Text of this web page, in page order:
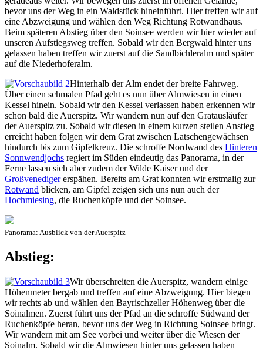
bevor uns der Weg in ein Waldstück hineinführt. Hier treffen wir auf
eine Abzweigung und wählen den Weg Richtung Rotwandhaus.
Beim späteren Abstieg über den Soinsee werden wir hier wieder auf
unseren Aufstiegsweg treffen. Sobald wir den Bergwald hinter uns
gelassen haben treffen wir zuerst auf die Sandbichleralm und später
auf die Niederhoferalm.
Hinterhalb der Alm endet der breite Fahrweg.
Über einen schmalen Pfad geht es nun über Almwiesen in einen
Kessel hinein. Sobald wir den Kessel verlassen haben erkennen wir
schon bald die Auerspitz. Wir wandern nun auf den Gratausläufer
der Auerspitz zu. Sobald wir diesen in einem kurzen steilen Anstieg
erreicht haben folgen wir dem Grat zwischen Latschengewächsen
hindurch bis zum Gipfelkreuz. Die schroffe Nordwand des Hinteren
Sonnwendjochs regiert im Süden eindeutig das Panorama, in der
Ferne lassen sich aber zudem der Wilde Kaiser und der
Großvenedigererspähen. Bereits am Grat konnten wir erstmalig zur
Rotwand blicken, am Gipfel zeigen sich uns nun auch der
Hochmiesing, die Ruchenköpfe und der Soinsee.
Panorama: Ausblick von der Auerspitz
Abstieg:
Wir überschreiten die Auerspitz, wandern einige
Höhenmeter bergab und treffen auf eine Abzweigung. Hier biegen
wir rechts ab und wählen den Bayrischzeller Höhenweg über die
Soinalmen. Zuerst führt uns der Pfad an die schroffe Südwand der
Ruchenköpfe heran, bevor uns der Weg in Richtung Soinsee bringt.
Wir wandern mit am See vorbei und weiter über die Wiesen der
Soinalm. Sobald wir die Almwiesen hinter uns gelassen haben